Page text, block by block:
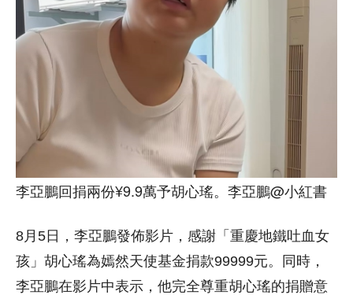
李亞鵬回捐兩份¥9.9萬予胡心瑤。李亞鵬@小紅書
8月5日，李亞鵬發佈影片，感謝「重慶地鐵吐血女
孩」胡心瑤為嫣然天使基金捐款99999元。同時，
李亞鵬在影片中表示，他完全尊重胡心瑤的捐贈意